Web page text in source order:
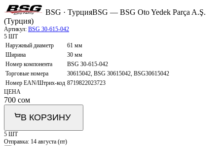
BSG · ТурцияBSG — BSG Oto Yedek Parça A.Ş.
(Турция)
Артикул: BSG 30-615-042
5 ШТ
Наружный диаметр
61 мм
Ширина
30 мм
Номер компонента
BSG 30-615-042
Торговые номера
30615042, BSG 30615042, BSG30615042
Номер EAN/Штрих-код 8719822023723
ЦЕНА
700 сом
В КОРЗИНУ
5 ШТ
Отправка: 14 августа (пт)